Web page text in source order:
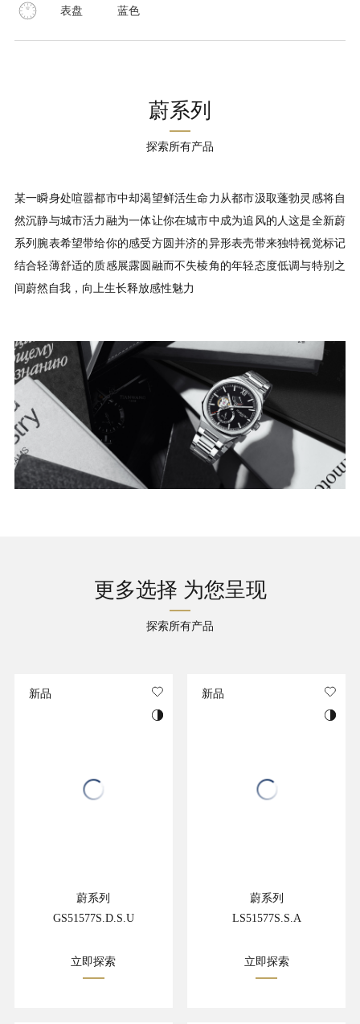
表盘 蓝色
蔚系列
探索所有产品
某一瞬身处喧嚣都市中却渴望鲜活生命力从都市汲取蓬勃灵感将自
然沉静与城市活力融为一体让你在城市中成为追风的人这是全新蔚
系列腕表希望带给你的感受方圆并济的异形表壳带来独特视觉标记
结合轻薄舒适的质感展露圆融而不失棱角的年轻态度低调与特别之
间蔚然自我，向上生长释放感性魅力
更多选择 为您呈现
探索所有产品
蔚系列
GS51577S.D.S.U
立即探索
新品
蔚系列
LS51577S.S.A
立即探索
新品